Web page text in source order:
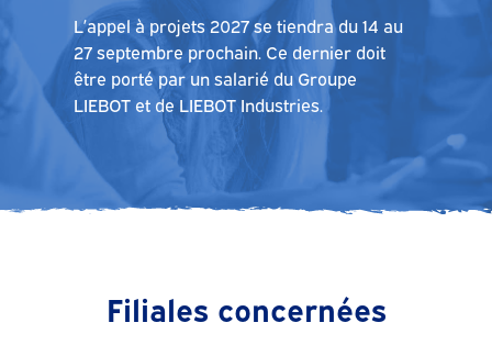
L’appel à projets 2027 se tiendra du 14 au
27 septembre prochain. Ce dernier doit
être porté par un salarié du Groupe
LIEBOT et de LIEBOT Industries.
Filiales concernées